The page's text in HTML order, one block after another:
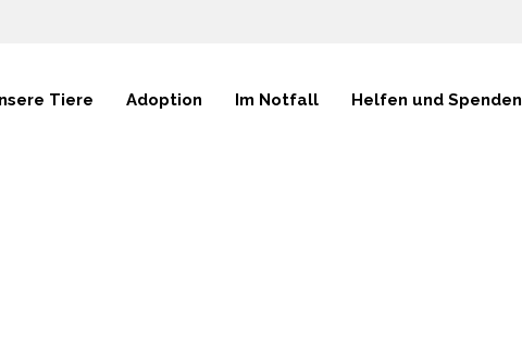
Tiere Adoption Im Notfall Helfen und Spenden